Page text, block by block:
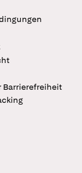
Barrierefreiheit